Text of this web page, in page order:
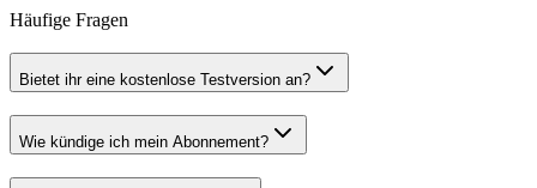
Häufige Fragen
Bietet ihr eine kostenlose Testversion an?
Wie kündige ich mein Abonnement?